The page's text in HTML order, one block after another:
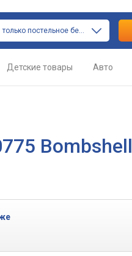
только постельное белье
Детские товары Авто
Bombshell